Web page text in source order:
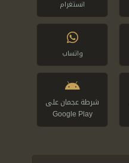
انستغرام
واتساب
شرطة عجمان على
Google Play